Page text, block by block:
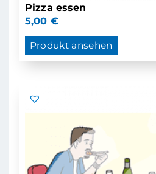
Pizza essen
5,00 €
Produkt ansehen